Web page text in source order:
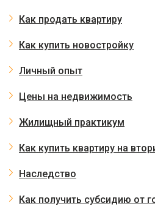
Как продать квартиру
Как купить новостройку
Личный опыт
Цены на недвижимость
Жилищный практикум
Как купить квартиру на
Наследство
Как получить субсидию от